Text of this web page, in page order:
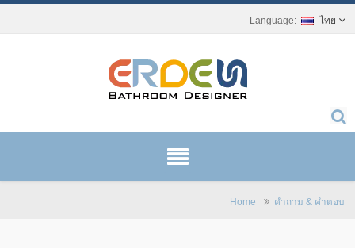
ไทย
Home คำถาม & คำตอบ